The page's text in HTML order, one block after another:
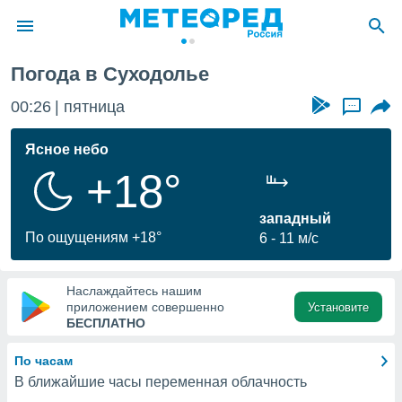
о
Вы можете
к этому
доступ
Погода в Суходолье
00:26 пятница ...
Ясное небо
+18°
По ощущениям +18°
западный
6
11 м/с
Наслаждайтесь нашим
приложением совершенно
БЕСПЛАТНО
Установите
По часам
В ближайшие часы переменная облачность